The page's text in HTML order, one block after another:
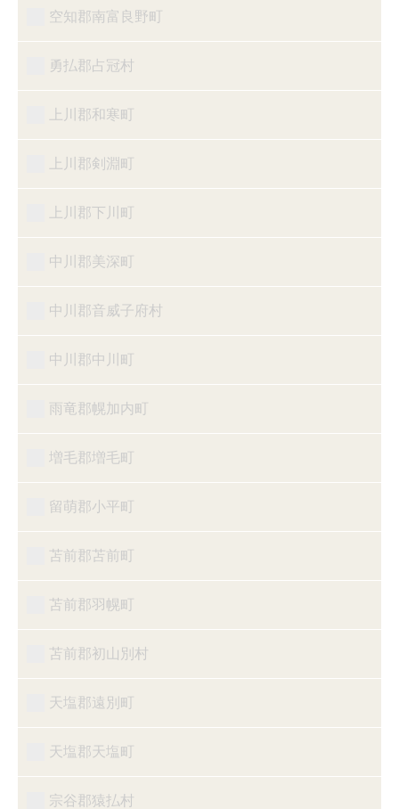
空知郡南富良野町
勇払郡占冠村
上川郡和寒町
上川郡剣淵町
上川郡下川町
中川郡美深町
中川郡音威子府村
中川郡中川町
雨竜郡幌加内町
増毛郡増毛町
留萌郡小平町
苫前郡苫前町
苫前郡羽幌町
苫前郡初山別村
天塩郡遠別町
天塩郡天塩町
宗谷郡猿払村